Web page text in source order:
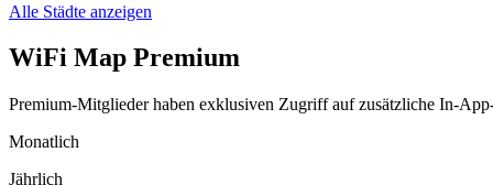
Alle Städte anzeigen
WiFi Map Premium
Premium-Mitglieder haben exklusiven Zugriff auf zusätzliche In-
Monatlich
Jährlich